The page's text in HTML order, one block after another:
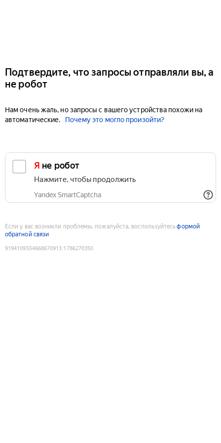
Подтвердите, что запросы отправляли вы, а
не робот
Нам очень жаль, но запросы с вашего устройства похожи на
автоматические.
Почему это могло произойти?
Я не робот
Нажмите, чтобы продолжить
Yandex SmartCaptcha
Если у вас возникли проблемы, пожалуйста, воспользуйтесьформой
обратной связи
9194109554668670913:1786270350